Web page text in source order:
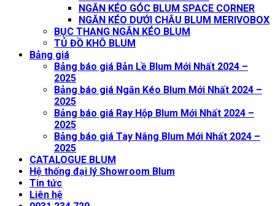
NGĂN KÉO GÓC BLUM SPACE CORNER
NGĂN KÉO DƯỚI CHẬU BLUM MERIVOBOX
BỤC THANG NGĂN KÉO BLUM
TỦ ĐỒ KHÔ BLUM
Bảng giá
Bảng báo giá Bản Lề Blum Mới Nhất 2024 –
2025
Bảng báo giá Ngăn Kéo Blum Mới Nhất 2024 –
2025
Bảng báo giá Ray Hộp Blum Mới Nhất 2024 –
2025
Bảng báo giá Tay Nâng Blum Mới Nhất 2024 –
2025
CATALOGUE BLUM
Hệ thống đại lý Showroom Blum
Tin tức
Liên hệ